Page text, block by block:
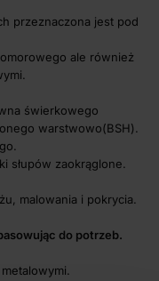
przeznaczona jest pod
ale również
świerkowego
warstwowo(BSH).
słupów zaokrąglone.
malowania i pokrycia.
do potrzeb.